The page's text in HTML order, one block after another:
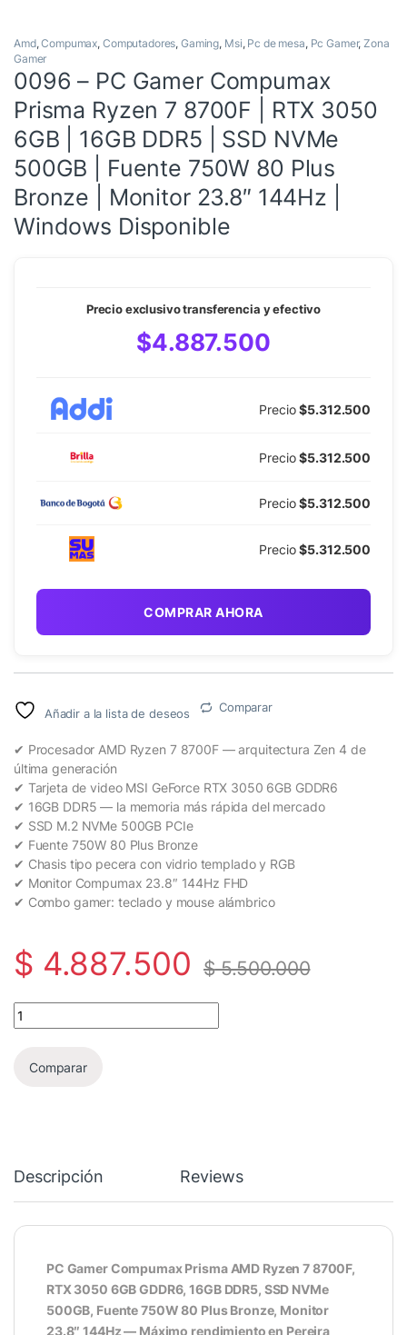
Amd,Compumax, Computadores,Gaming, Msi, Pc de mesa, Pc Gamer,Zona
Gamer
0096 – PC Gamer Compumax
Prisma Ryzen 7 8700F | RTX 3050
6GB | 16GB DDR5 | SSD NVMe
500GB | Fuente 750W 80 Plus
Bronze | Monitor 23.8″ 144Hz |
Windows Disponible
Precio exclusivo transferencia y efectivo
$4.887.500
Precio$5.312.500
Precio$5.312.500
Precio$5.312.500
Precio$5.312.500
COMPRAR AHORA
Añadir a la lista de deseos Comparar
✔ Procesador AMD Ryzen 7 8700F — arquitectura Zen 4 de
última generación
✔ Tarjeta de video MSI GeForce RTX 3050 6GB GDDR6
✔ 16GB DDR5 — la memoria más rápida del mercado
✔ SSD M.2 NVMe 500GB PCIe
✔ Fuente 750W 80 Plus Bronze
✔ Chasis tipo pecera con vidrio templado y RGB
✔ Monitor Compumax 23.8″ 144Hz FHD
✔ Combo gamer: teclado y mouse alámbrico
$ 4.887.500 $5.500.000
0096 - PC Gamer Compumax Prisma Ryzen 7 8700F | RTX
Comparar
Descripción Reviews
PC Gamer Compumax Prisma AMD Ryzen 7 8700F,
RTX 3050 6GB GDDR6, 16GB DDR5, SSD NVMe
500GB, Fuente 750W 80 Plus Bronze, Monitor
23.8″ 144Hz — Máximo rendimiento en Pereira